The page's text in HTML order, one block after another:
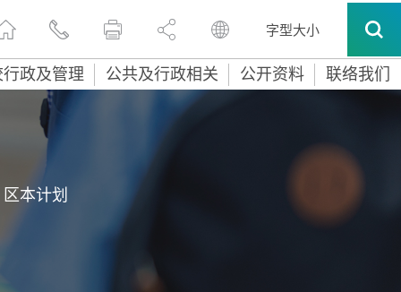
字型大小
政及管理 公共及行政相关 公开资料 联络我们
区本计划